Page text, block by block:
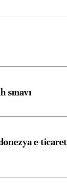
sınavı
e-ticaret